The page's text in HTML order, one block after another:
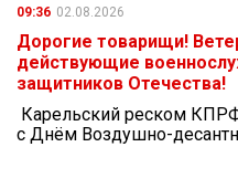
09:36 02.08.2026
Дорогие товарищи!
действующие
защитников Отечества!
Карельский реском
с Днём Воздушно-